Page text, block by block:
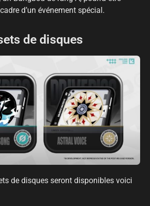
d’un événement spécial.
de disques
de disques seront disponibles voici